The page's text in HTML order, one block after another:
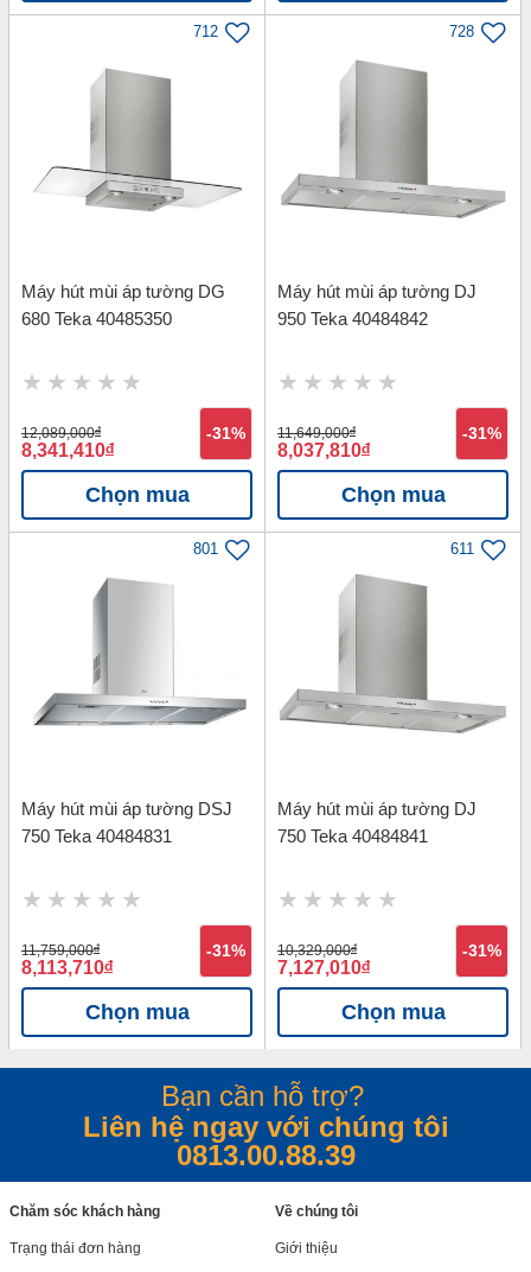
712
Máy hút mùi áp tường DG
680 Teka 40485350
12,089,000đ
8,341,410đ
-31%
Chọn mua
728
Máy hút mùi áp tường DJ
950 Teka 40484842
11,649,000đ
8,037,810đ
-31%
Chọn mua
801
Máy hút mùi áp tường DSJ
750 Teka 40484831
11,759,000đ
8,113,710đ
-31%
Chọn mua
611
Máy hút mùi áp tường DJ
750 Teka 40484841
10,329,000đ
7,127,010đ
-31%
Chọn mua
Bạn cần hỗ trợ?
Liên hệ ngay với chúng tôi
0813.00.88.39
Chăm sóc khách hàng
Trạng thái đơn hàng
Về chúng tôi
Giới thiệu